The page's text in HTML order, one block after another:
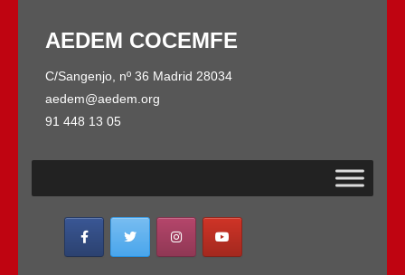
AEDEM COCEMFE
C/Sangenjo, nº 36 Madrid 28034
aedem@aedem.org
91 448 13 05